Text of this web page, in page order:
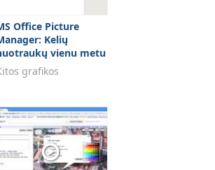
Office Picture
Kelių
vienu metu
nuotr.
grafikos